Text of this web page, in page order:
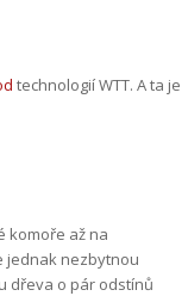
technologií WTT. A ta je
komoře až na
jednak nezbytnou
dřeva o pár odstínů